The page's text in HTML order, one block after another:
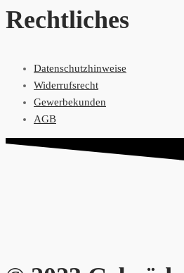
Rechtliches
Datenschutzhinweise
Widerrufsrecht
Gewerbekunden
AGB